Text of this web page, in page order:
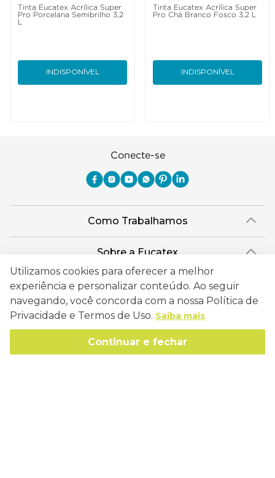
Tinta Eucatex Acrílica Super
Pro Porcelana Semibrilho 3,2
INDISPONÍVEL
Tinta Eucatex Acrílica Super
Pro Chá Branco Fosco 3,2 L
INDISPONÍVEL
Conecte-se
Como Trabalhamos
Política de Privacidade
Trocas e Devoluções
Retire em Loja
Regulamentos e Promoções
Políticas de Revenda
Sobre a Eucatex
História
Canal de Ética
Política de Patrocínio
Onde Estamos
Sustentabilidade
Missão, Visão e Valores
Socioambiental
Atendimento
lojaeucatex@eucatex.com.br
Links Úteis
Utilizamos cookies para oferecer a melhor
experiência e personalizar conteúdo. Ao seguir
navegando, você concorda com a nossa Política de
Privacidade e Termos de Uso. Saiba mais
Continuar e fechar